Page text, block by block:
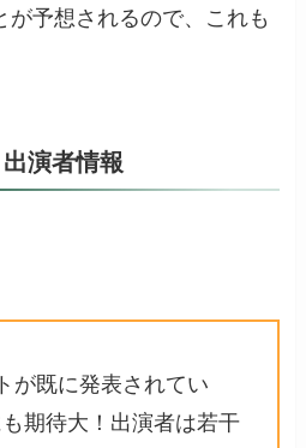
が予想されるので、これも
演者情報
が既に発表されてい
期待大！出演者は若干